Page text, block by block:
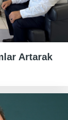
Artarak